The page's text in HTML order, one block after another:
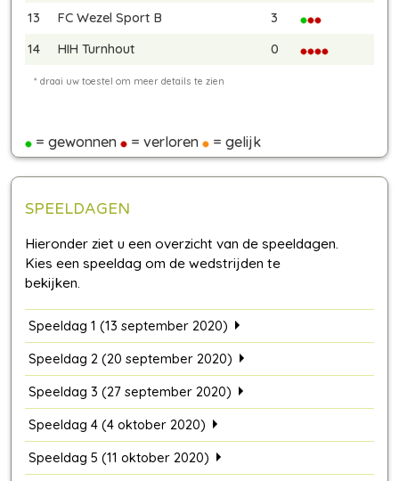
13 FC Wezel Sport B
3
14
HIH Turnhout 0
= gewonnen = verloren = gelijk
SPEELDAGEN
Speeldag 1 (13 september 2020)
Speeldag 2 (20 september 2020)
Speeldag 3 (27 september 2020)
Speeldag 4 (4 oktober 2020)
Speeldag 5 (11 oktober 2020)